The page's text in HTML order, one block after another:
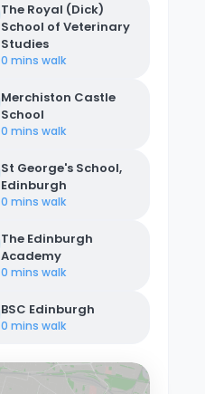
The Royal (Dick)
School of Veterinary
Studies
0 mins walk
Merchiston Castle
School
0 mins walk
St George's School,
Edinburgh
0 mins walk
The Edinburgh
Academy
0 mins walk
BSC Edinburgh
0 mins walk